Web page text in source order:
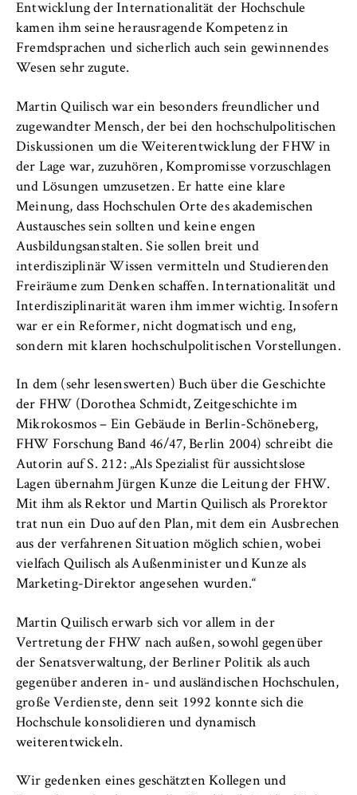
Entwicklung der Internationalität der Hochschule
kamen ihm seine herausragende Kompetenz in
Fremdsprachen und sicherlich auch sein gewinnendes
Wesen sehr zugute.
Martin Quilisch war ein besonders freundlicher und
zugewandter Mensch, der bei den hochschulpolitischen
Diskussionen um die Weiterentwicklung der FHW in
der Lage war, zuzuhören, Kompromisse vorzuschlagen
und Lösungen umzusetzen. Er hatte eine klare
Meinung, dass Hochschulen Orte des akademischen
Austausches sein sollten und keine engen
Ausbildungsanstalten. Sie sollen breit und
interdisziplinär Wissen vermitteln und Studierenden
Freiräume zum Denken schaffen. Internationalität und
Interdisziplinarität waren ihm immer wichtig. Insofern
war er ein Reformer, nicht dogmatisch und eng,
sondern mit klaren hochschulpolitischen Vorstellungen.
In dem (sehr lesenswerten) Buch über die Geschichte
der FHW (Dorothea Schmidt, Zeitgeschichte im
Mikrokosmos – Ein Gebäude in Berlin-Schöneberg,
FHW Forschung Band 46/47, Berlin 2004) schreibt die
Autorin auf S. 212: „Als Spezialist für aussichtslose
Lagen übernahm Jürgen Kunze die Leitung der FHW.
Mit ihm als Rektor und Martin Quilisch als Prorektor
trat nun ein Duo auf den Plan, mit dem ein Ausbrechen
aus der verfahrenen Situation möglich schien, wobei
vielfach Quilisch als Außenminister und Kunze als
Marketing-Direktor angesehen wurden.“
Martin Quilisch erwarb sich vor allem in der
Vertretung der FHW nach außen, sowohl gegenüber
der Senatsverwaltung, der Berliner Politik als auch
gegenüber anderen in- und ausländischen Hochschulen,
große Verdienste, denn seit 1992 konnte sich die
Hochschule konsolidieren und dynamisch
weiterentwickeln.
Wir gedenken eines geschätzten Kollegen und
VISITOR_INFO1_LIVE, YSC, yt-remote-
connected-devices
Anbieter:
Google Ireland Limited
Zweck:
Erlaubt das Anzeigen und Abspielen von
eingebetteten YouTube-Videos, wobei Daten
an Google übertragen und Cookies gesetzt
werden.
Cookie Laufzeit:
bis zu 2 Jahre
STATISTIK
Matomo
_pk_id, _pk_ses, _pk_ref
Anbieter:
Matomo
Zweck:
Ermöglicht die anonyme Analyse Ihres
Nutzerverhaltens auf unserer Website, um
unser Angebot fortlaufend zu verbessern.
Hierzu werden Cookies gesetzt, die uns
helfen zu verstehen, welche Seiten am
häufigsten besucht werden.
bis zu 13 Monate